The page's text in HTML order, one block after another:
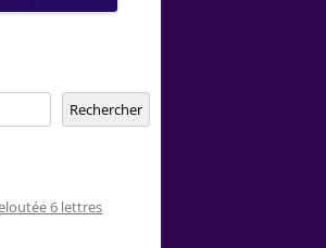
Rechercher
6 lettres